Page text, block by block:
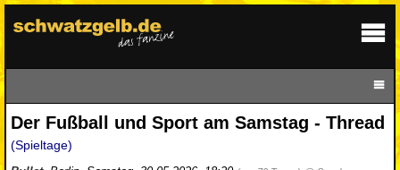
Der Fußball und Sport am Samstag - Thread
(Spieltage)